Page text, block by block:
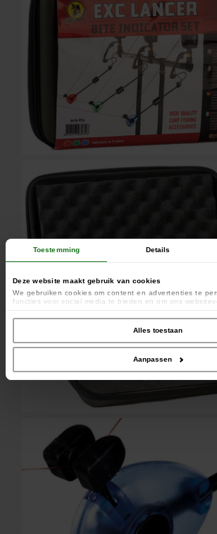
Toestemming Details
Deze website maakt gebruik van cookies
We gebruiken cookies om content en advertenties te
functies voor social media te bieden en om ons
social media, adverteren en analyse. Deze partners
combineren met andere informatie die u aan ze heeft
verzameld op basis van uw gebruik van hun services.
Alles toestaan
Aanpassen